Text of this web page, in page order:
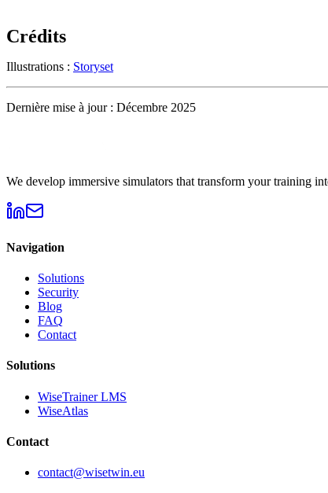
Crédits
Illustrations : Storyset
Dernière mise à jour : Décembre 2025
We develop immersive simulators that transform your training
Navigation
Solutions
Security
Blog
FAQ
Contact
Solutions
WiseTrainer LMS
WiseAtlas
Contact
contact@wisetwin.eu